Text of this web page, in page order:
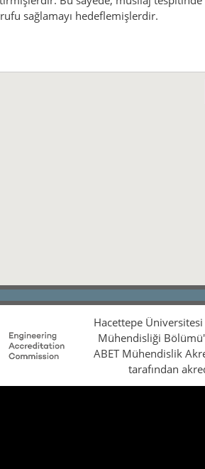
sağlamayı hedeflemişlerdir.
Hacettepe
Mühendisliği
ABET Mühendislik
tarafından